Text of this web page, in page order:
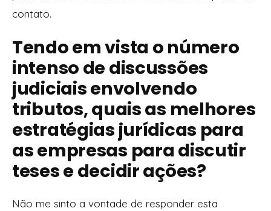
contato.
Tendo em vista o número
intenso de discussões
judiciais envolvendo
tributos, quais as melhores
estratégias jurídicas para
as empresas para discutir
teses e decidir ações?
Não me sinto a vontade de responder esta